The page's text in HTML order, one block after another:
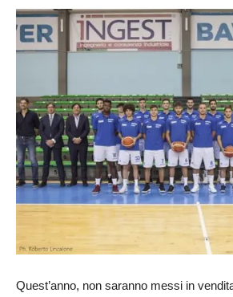
Quest’anno, non saranno messi in